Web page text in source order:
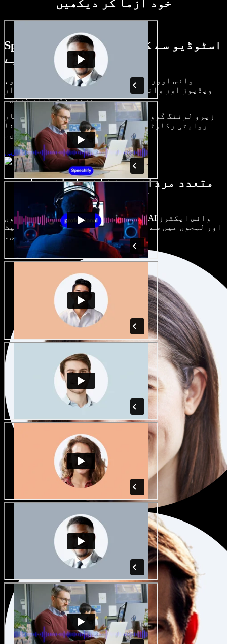
خود آزما کر دیکھیں
Speechify اسٹوڈیو سے کیا کچھ کر سکتے
ہیں، دیکھیے
وائس اوور بنائیں، رائلٹی فری امیجز، آڈیو،
ویڈیوز اور وائس کلون شامل کر کے بھرپور، شاندار
پروجیکٹس تیار کریں۔
زیرو لرننگ کَرو اور سب کچھ براؤزر میں، تخلیق کار
روایتی رکاوٹیں توڑ کر اپنے خیالات کو حقیقت بنا
سکتے ہیں۔
اسٹوڈیو شروع کریں
متعدد مردانہ و زنانہ آوازیں اور
لہجے دستیاب
ہر پروجیکٹ الگ ہوتا ہے۔ سینکڑوں AI وائس ایکٹرز
اور لہجوں میں سے چنیں، اور اپنی مرضی کے مطابق سیٹ
کریں۔